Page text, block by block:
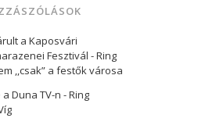
a Kaposvári
Fesztivál - Ring
,,csak” a festők városa
Duna TV-n - Ring